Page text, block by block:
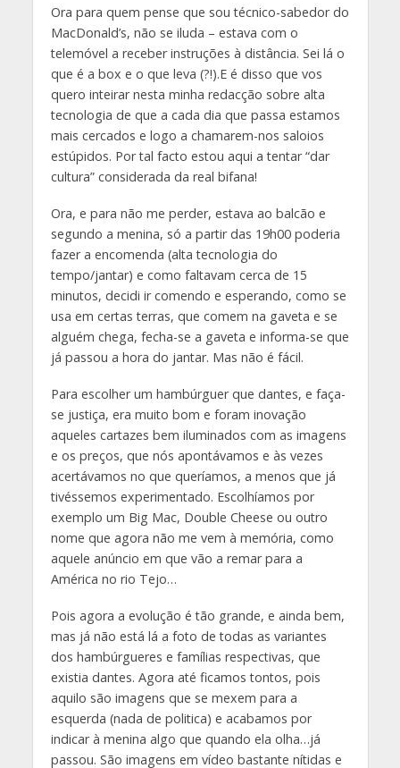
Ora para quem pense que sou técnico-sabedor do
MacDonald’s, não se iluda – estava com o
telemóvel a receber instruções à distância. Sei lá o
que é a box e o que leva (?!).E é disso que vos
quero inteirar nesta minha redacção sobre alta
tecnologia de que a cada dia que passa estamos
mais cercados e logo a chamarem-nos saloios
estúpidos. Por tal facto estou aqui a tentar “dar
cultura” considerada da real bifana!
Ora, e para não me perder, estava ao balcão e
segundo a menina, só a partir das 19h00 poderia
fazer a encomenda (alta tecnologia do
tempo/jantar) e como faltavam cerca de 15
minutos, decidi ir comendo e esperando, como se
usa em certas terras, que comem na gaveta e se
alguém chega, fecha-se a gaveta e informa-se que
já passou a hora do jantar. Mas não é fácil.
Para escolher um hambúrguer que dantes, e faça-
se justiça, era muito bom e foram inovação
aqueles cartazes bem iluminados com as imagens
e os preços, que nós apontávamos e às vezes
acertávamos no que queríamos, a menos que já
tivéssemos experimentado. Escolhíamos por
exemplo um Big Mac, Double Cheese ou outro
nome que agora não me vem à memória, como
aquele anúncio em que vão a remar para a
América no rio Tejo…
Pois agora a evolução é tão grande, e ainda bem,
mas já não está lá a foto de todas as variantes
dos hambúrgueres e famílias respectivas, que
existia dantes. Agora até ficamos tontos, pois
aquilo são imagens que se mexem para a
esquerda (nada de politica) e acabamos por
indicar à menina algo que quando ela olha…já
passou. São imagens em vídeo bastante nítidas e